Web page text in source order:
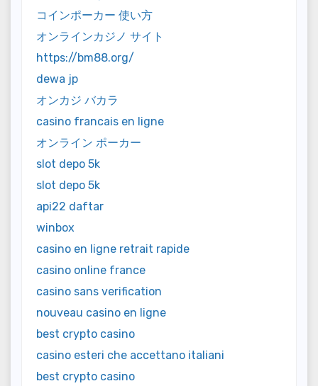
コインポーカー 使い方
オンラインカジノ サイト
https://bm88.org/
dewa jp
オンカジ バカラ
casino francais en ligne
オンライン ポーカー
slot depo 5k
slot depo 5k
api22 daftar
winbox
casino en ligne retrait rapide
casino online france
casino sans verification
nouveau casino en ligne
best crypto casino
casino esteri che accettano italiani
best crypto casino